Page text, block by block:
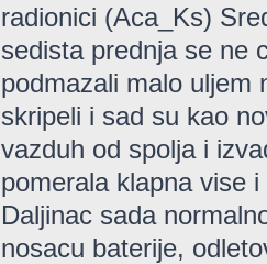
radionici (Aca_Ks)
sedista prednja se ne
podmazali malo uljem
skripeli i sad su kao
vazduh od spolja i
pomerala klapna vise
Daljinac sada
nosacu baterije,